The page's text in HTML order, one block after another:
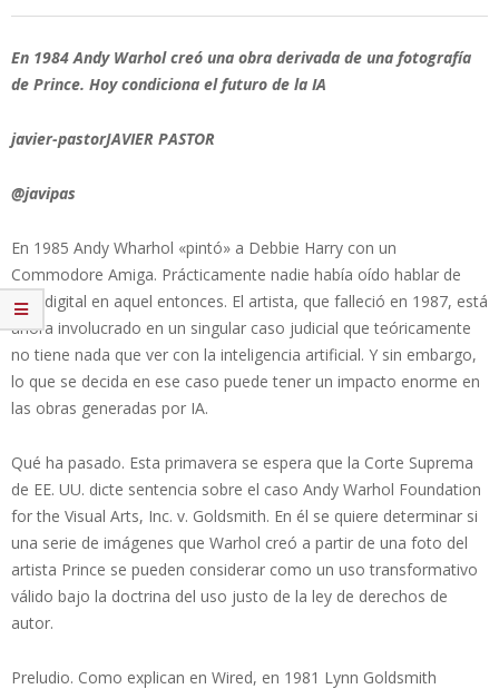
En 1984 Andy Warhol creó una obra derivada de una fotografía
de Prince. Hoy condiciona el futuro de la IA
javier-pastorJAVIER PASTOR
@javipas
En 1985 Andy Wharhol «pintó» a Debbie Harry con un
Commodore Amiga. Prácticamente nadie había oído hablar de
arte digital en aquel entonces. El artista, que falleció en 1987, está
ahora involucrado en un singular caso judicial que teóricamente
no tiene nada que ver con la inteligencia artificial. Y sin embargo,
lo que se decida en ese caso puede tener un impacto enorme en
las obras generadas por IA.
Qué ha pasado. Esta primavera se espera que la Corte Suprema
de EE. UU. dicte sentencia sobre el caso Andy Warhol Foundation
for the Visual Arts, Inc. v. Goldsmith. En él se quiere determinar si
una serie de imágenes que Warhol creó a partir de una foto del
artista Prince se pueden considerar como un uso transformativo
válido bajo la doctrina del uso justo de la ley de derechos de
autor.
Preludio. Como explican en Wired, en 1981 Lynn Goldsmith